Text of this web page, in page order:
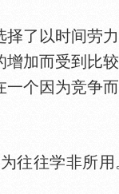
了以时间劳
加而受到比
个因为竞争
往学非所用